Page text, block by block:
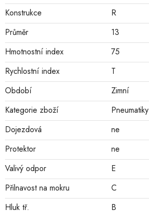
Konstrukce
R
Průměr
13
Hmotnostní index
75
Rychlostní index
T
Období
Zimní
Kategorie zboží
Pneumatiky
Dojezdová
ne
Protektor
ne
Valivý odpor
E
Přilnavost na mokru
C
Hluk tř.
B